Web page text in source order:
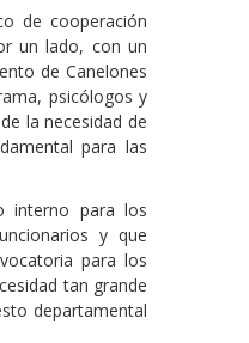
de cooperación
un lado, con un
de Canelones
psicólogos y
la necesidad de
para las
interno para los
y que
para los
tan grande
departamental